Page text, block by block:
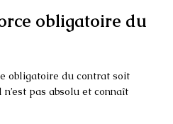
obligatoire du
obligatoire du contrat soit
pas absolu et connaît